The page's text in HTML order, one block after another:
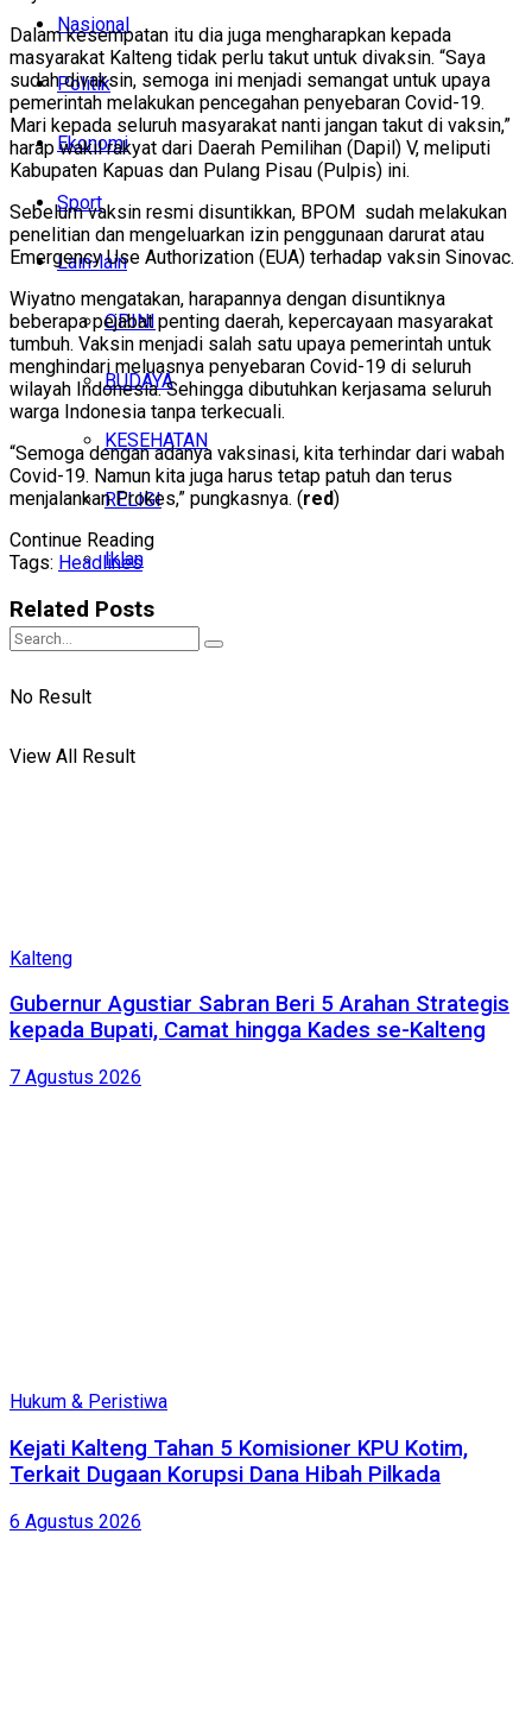
Nasional
Politik
Ekonomi
Sport
Lain-lain
OPINI
BUDAYA
KESEHATAN
RELIGI
Iklan
No Result
View All Result
Dalam kesempatan itu dia juga mengharapkan kepada
masyarakat Kalteng tidak perlu takut untuk divaksin. “Saya
sudah divaksin, semoga ini menjadi semangat untuk upaya
pemerintah melakukan pencegahan penyebaran Covid-19.
Mari kepada seluruh masyarakat nanti jangan takut di vaksin,”
harap wakil rakyat dari Daerah Pemilihan (Dapil) V, meliputi
Kabupaten Kapuas dan Pulang Pisau (Pulpis) ini.
Sebelum vaksin resmi disuntikkan, BPOM sudah melakukan
penelitian dan mengeluarkan izin penggunaan darurat atau
Emergency Use Authorization (EUA) terhadap vaksin Sinovac.
Wiyatno mengatakan, harapannya dengan disuntiknya
beberapa pejabat penting daerah, kepercayaan masyarakat
tumbuh. Vaksin menjadi salah satu upaya pemerintah untuk
menghindari meluasnya penyebaran Covid-19 di seluruh
wilayah Indonesia. Sehingga dibutuhkan kerjasama seluruh
warga Indonesia tanpa terkecuali.
“Semoga dengan adanya vaksinasi, kita terhindar dari wabah
Covid-19. Namun kita juga harus tetap patuh dan terus
menjalankan Prokes,” pungkasnya. (red)
Continue Reading
Tags: Headlines
Related Posts
Kalteng
Gubernur Agustiar Sabran Beri 5 Arahan Strategis
kepada Bupati, Camat hingga Kades se-Kalteng
7 Agustus 2026
Hukum & Peristiwa
Kejati Kalteng Tahan 5 Komisioner KPU Kotim,
Terkait Dugaan Korupsi Dana Hibah Pilkada
6 Agustus 2026